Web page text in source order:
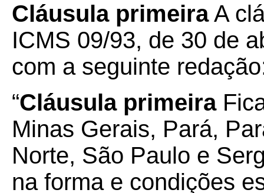
Cláusula primeiraA
ICMS 09/93, de 30 de
com a seguinte
“Cláusula primeira
Minas Gerais, Pará,
Norte, São Paulo e
na forma e condições